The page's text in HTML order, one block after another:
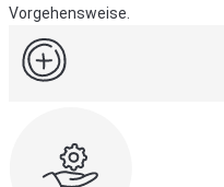
Vorgehensweise.